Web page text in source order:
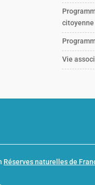
citoyenne
Vie
Réserves naturelles de